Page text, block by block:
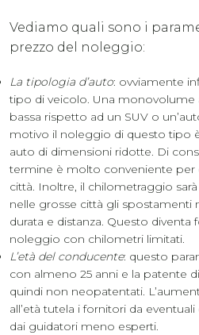
Vediamo quali sono i
prezzo del noleggio:
La tipologia d’auto: ovviamente
tipo di veicolo. Una monovolume
bassa rispetto ad un SUV o
motivo il noleggio di questo tipo
auto di dimensioni ridotte. Di
termine è molto conveniente per
città. Inoltre, il chilometraggio
nelle grosse città gli spostamenti
durata e distanza. Questo diventa
noleggio con chilometri limitati.
L’età del conducente: questo
con almeno 25 anni e la patente
quindi non neopatentati.
all’età tutela i fornitori da
dai guidatori meno esperti.